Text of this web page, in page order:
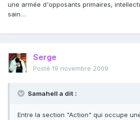
une armée d'opposants primaires,
sain…
Serge
Posté 19 novembre 2009
Samahell a dit :
Entre la section "Action" qui occupe